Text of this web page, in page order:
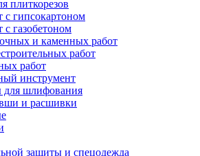
плиткорезов
с гипсокартоном
с газобетоном
и каменных работ
работ
работ
инструмент
для шлифования
и расшивки
защиты и спецодежда